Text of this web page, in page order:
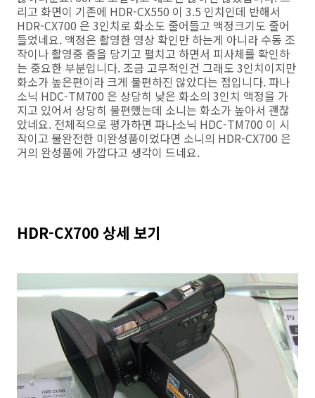
리고 화면이 기존에 HDR-CX550 이 3.5 인치인데 반해서
HDR-CX700 은 3인치로 화소도 줄어들고 액정크기도 줄어
들었네요. 액정은 촬영한 영상 확인만 하는게 아니라 수동 조
작이나 촬영중 줌을 당기고 펼치고 하면서 피사체를 확인하
는 중요한 부분입니다. 조금 고무적인건 그래도 3인치이지만
화소가 높은편이라 크게 불편하진 않았다는 점입니다. 파나
소닉 HDC-TM700 은 상당히 낮은 화소의 3인치 액정을 가
지고 있어서 상당히 불편했는데 소니는 화소가 높아서 괜찮
았네요. 전체적으로 평가하면 파나소닉 HDC-TM700 이 시
작이고 불완전한 미완성품이었다면 소니의 HDR-CX700 은
거의 완성품에 가깝다고 생각이 드네요.
HDR-CX700 상세 보기